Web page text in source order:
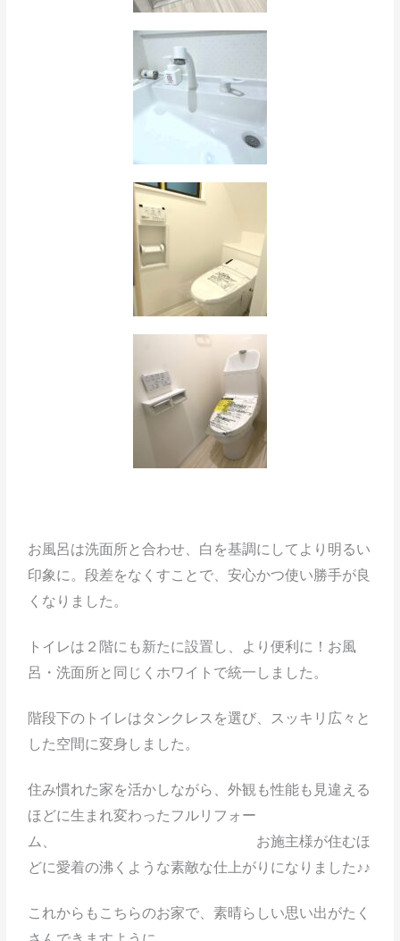
お風呂は洗面所と合わせ、白を基調にしてより明るい
印象に。段差をなくすことで、安心かつ使い勝手が良
くなりました。
トイレは２階にも新たに設置し、より便利に！お風
呂・洗面所と同じくホワイトで統一しました。
階段下のトイレはタンクレスを選び、スッキリ広々と
した空間に変身しました。
住み慣れた家を活かしながら、外観も性能も見違える
ほどに生まれ変わったフルリフォー
ム、 お施主様が住むほ
どに愛着の沸くような素敵な仕上がりになりました♪♪
これからもこちらのお家で、素晴らしい思い出がたく